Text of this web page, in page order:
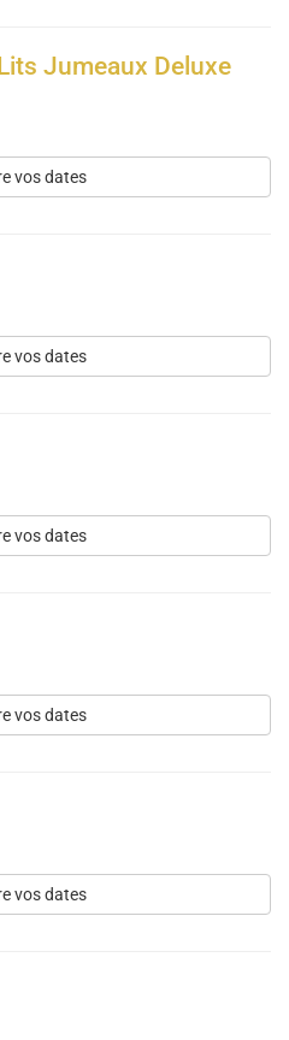
Jumeaux Deluxe
vos dates
vos dates
vos dates
vos dates
vos dates